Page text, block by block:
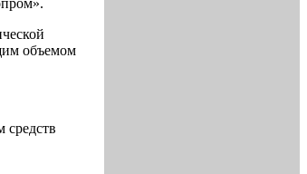
объемом
средств